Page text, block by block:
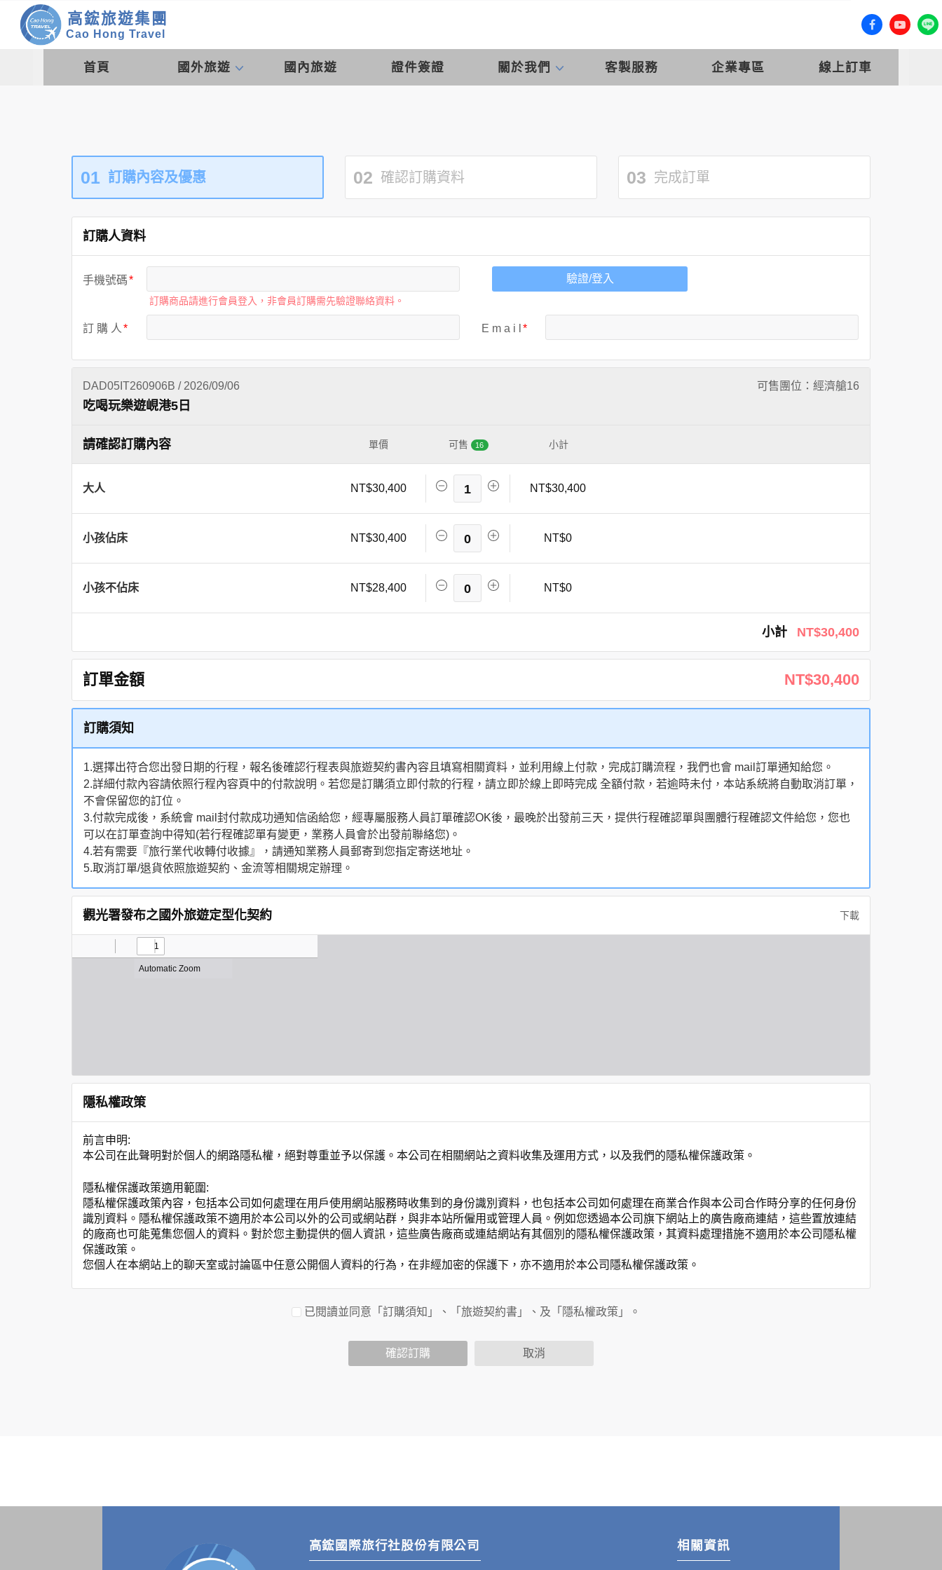
高鋐旅遊集團
Cao Hong Travel
首頁 國外旅遊 國內旅遊 證件簽證 關於我們 客製服務 企業專區 線上訂車
01 訂購內容及優惠 02 確認訂購資料 03 完成訂單
訂購人資料
手機號碼
訂購商品請進行會員登入，非會員訂購需先驗證聯絡資料。
驗證/登入
訂 購 人 E m a i l
DAD05IT260906B / 2026/09/06 可售團位：經濟艙16
吃喝玩樂遊峴港5日
請確認訂購內容 單價 可售 16 小計
大人 NT$30,400 1 NT$30,400
小孩佔床 NT$30,400 0 NT$0
小孩不佔床 NT$28,400 0 NT$0
小計 NT$30,400
訂單金額 NT$30,400
訂購須知
1.選擇出符合您出發日期的行程，報名後確認行程表與旅遊契約書內容且填寫相關資料，並利用線上付款，完成訂購流程，我們也會 mail訂單通知給您。
2.詳細付款內容請依照行程內容頁中的付款說明。若您是訂購須立即付款的行程，請立即於線上即時完成 全額付款，若逾時未付，本站系統將自動取消訂單，
不會保留您的訂位。
3.付款完成後，系統會 mail封付款成功通知信函給您，經專屬服務人員訂單確認OK後，最晚於出發前三天，提供行程確認單與團體行程確認文件給您，您也
可以在訂單查詢中得知(若行程確認單有變更，業務人員會於出發前聯絡您)。
4.若有需要『旅行業代收轉付收據』，請通知業務人員郵寄到您指定寄送地址。
5.取消訂單/退貨依照旅遊契約、金流等相關規定辦理。
觀光署發布之國外旅遊定型化契約 下載
隱私權政策
前言申明:
本公司在此聲明對於個人的網路隱私權，絕對尊重並予以保護。本公司在相關網站之資料收集及運用方式，以及我們的隱私權保護政策。
隱私權保護政策適用範圍:
隱私權保護政策內容，包括本公司如何處理在用戶使用網站服務時收集到的身份識別資料，也包括本公司如何處理在商業合作與本公司合作時分享的任何身份
識別資料。隱私權保護政策不適用於本公司以外的公司或網站群，與非本站所僱用或管理人員。例如您透過本公司旗下網站上的廣告廠商連結，這些置放連結
的廠商也可能蒐集您個人的資料。對於您主動提供的個人資訊，這些廣告廠商或連結網站有其個別的隱私權保護政策，其資料處理措施不適用於本公司隱私權
保護政策。
您個人在本網站上的聊天室或討論區中任意公開個人資料的行為，在非經加密的保護下，亦不適用於本公司隱私權保護政策。
為了在本網站提供您最佳的互動性服務，可能會請您提供相關個人的資料，其範圍如下：
於一般瀏覽時，伺服器會自行記錄相關行徑，包括您使用連線設備的 IP 位址、使用時間、使用的瀏覽器、瀏覽及點選資料記錄等，做為我們增進網站服務的
本網站將在事前或註冊登錄取得您的同意後，傳送商業性資料或電子郵件給您。本公司除了在該資料或電子郵件上註明是由本公司發送，也會在該資料或電子
郵件上提供您能隨時停止接收這些資料或電子郵件的方法及說明。
已閱讀並同意「訂購須知」、「旅遊契約書」、及「隱私權政策」。
確認訂購 取消
高鋐國際旅行社股份有限公司 相關資訊